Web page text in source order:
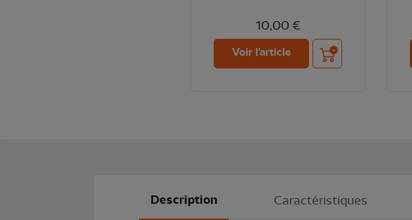
10,00 €
Voir l'article Ajouter au panier
Description Caractéristiques